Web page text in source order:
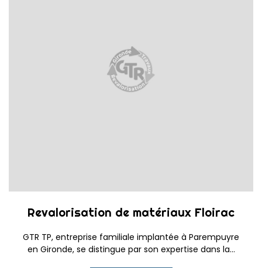
Revalorisation de matériaux Floirac
GTR TP, entreprise familiale implantée à Parempuyre
en Gironde, se distingue par son expertise dans la...